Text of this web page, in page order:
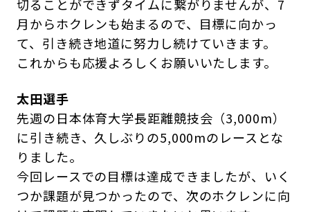
切ることができずタイムに繋がりませんが、7
月からホクレンも始まるので、目標に向かっ
て、引き続き地道に努力し続けていきます。
これからも応援よろしくお願いいたします。
太田選手
先週の日本体育大学長距離競技会（3,000m）
に引き続き、久しぶりの5,000mのレースとな
りました。
今回レースでの目標は達成できましたが、いく
つか課題が見つかったので、次のホクレンに向